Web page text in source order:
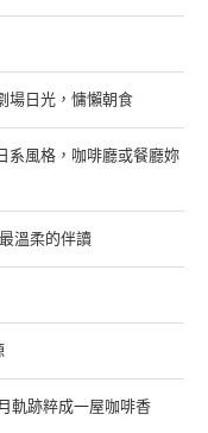
場日光，慵懶朝食
系風格，咖啡廳或餐廳妳
溫柔的伴讀
軌跡粹成一屋咖啡香